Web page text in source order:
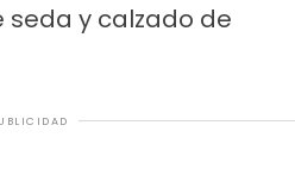
y calzado de